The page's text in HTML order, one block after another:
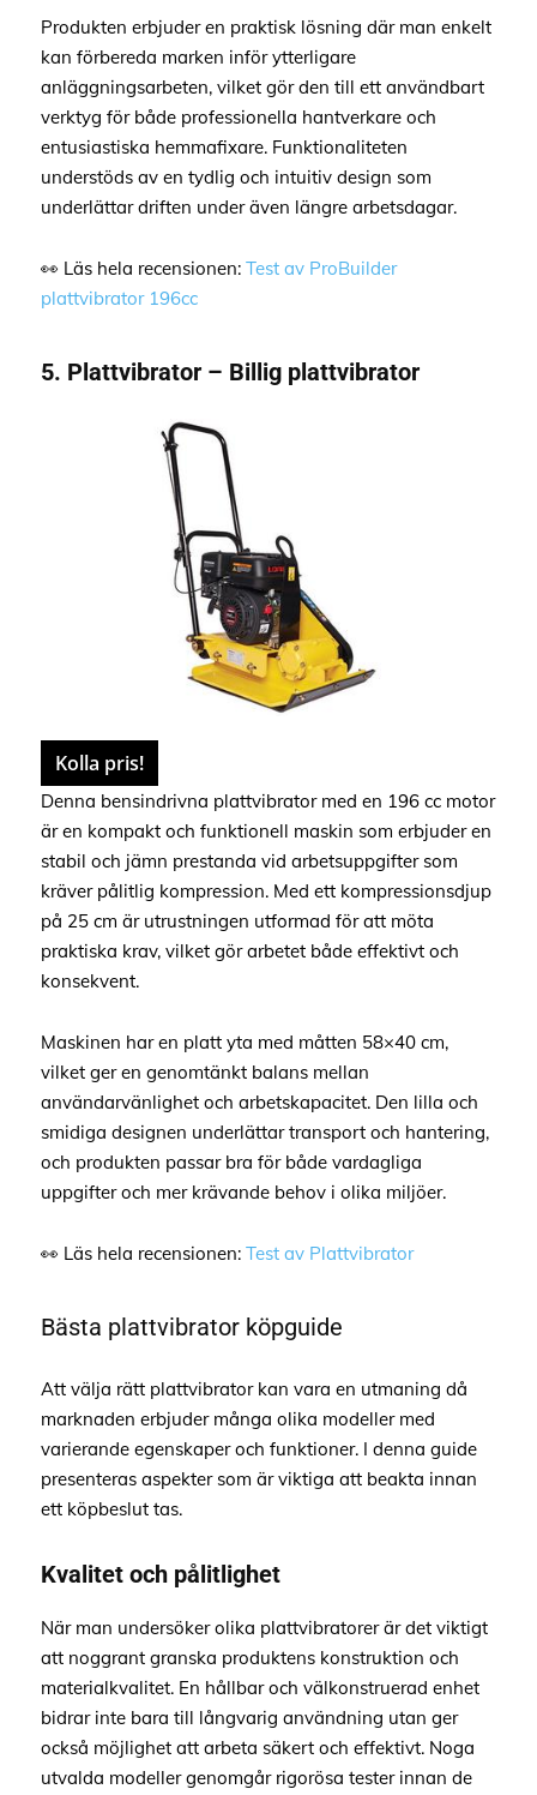
Produkten erbjuder en praktisk lösning där man enkelt
kan förbereda marken inför ytterligare
anläggningsarbeten, vilket gör den till ett användbart
verktyg för både professionella hantverkare och
entusiastiska hemmafixare. Funktionaliteten
understöds av en tydlig och intuitiv design som
underlättar driften under även längre arbetsdagar.
👀 Läs hela recensionen: Test av ProBuilder
plattvibrator 196cc
5. Plattvibrator – Billig plattvibrator
Kolla pris!
Denna bensindrivna plattvibrator med en 196 cc motor
är en kompakt och funktionell maskin som erbjuder en
stabil och jämn prestanda vid arbetsuppgifter som
kräver pålitlig kompression. Med ett kompressionsdjup
på 25 cm är utrustningen utformad för att möta
praktiska krav, vilket gör arbetet både effektivt och
konsekvent.
Maskinen har en platt yta med måtten 58×40 cm,
vilket ger en genomtänkt balans mellan
användarvänlighet och arbetskapacitet. Den lilla och
smidiga designen underlättar transport och hantering,
och produkten passar bra för både vardagliga
uppgifter och mer krävande behov i olika miljöer.
👀 Läs hela recensionen: Test av Plattvibrator
Bästa plattvibrator köpguide
Att välja rätt plattvibrator kan vara en utmaning då
marknaden erbjuder många olika modeller med
varierande egenskaper och funktioner. I denna guide
presenteras aspekter som är viktiga att beakta innan
ett köpbeslut tas.
Kvalitet och pålitlighet
När man undersöker olika plattvibratorer är det viktigt
att noggrant granska produktens konstruktion och
materialkvalitet. En hållbar och välkonstruerad enhet
bidrar inte bara till långvarig användning utan ger
också möjlighet att arbeta säkert och effektivt. Noga
utvalda modeller genomgår rigorösa tester innan de